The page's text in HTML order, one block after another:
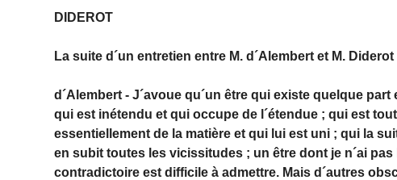
DIDEROT
La suite d´un entretien entre M. d´Alembert et M. Diderot
d´Alembert - J´avoue qu´un être qui existe quelque
qui est inétendu et qui occupe de l´étendue ; qui est
essentiellement de la matière et qui lui est uni ; qui la
en subit toutes les vicissitudes ; un être dont je n´ai
contradictoire est difficile à admettre. Mais d´autres